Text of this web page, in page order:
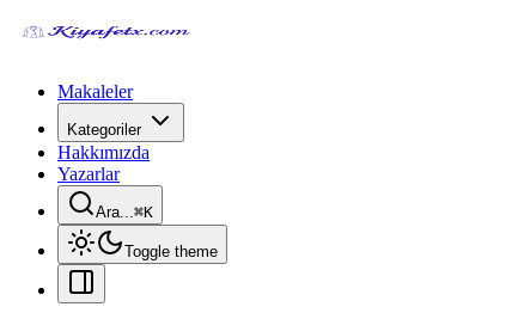
Makaleler
Kategoriler
Hakkımızda
Yazarlar
Ara...⌘K
Toggle theme